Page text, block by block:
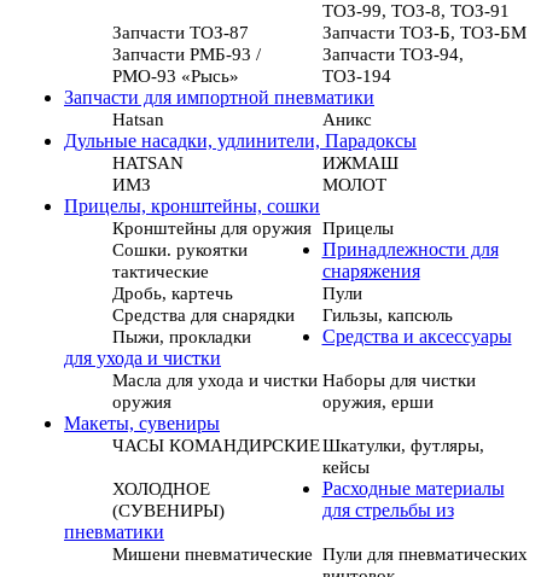
ТОЗ-99, ТОЗ-8, ТОЗ-91
Запчасти ТОЗ-87
Запчасти ТОЗ-Б, ТОЗ-БМ
Запчасти РМБ-93 /
РМО-93 «Рысь»
Запчасти ТОЗ-94,
ТОЗ-194
Запчасти для импортной пневматики
Hatsan
Аникс
Дульные насадки, удлинители, Парадоксы
HATSAN
ИЖМАШ
ИМЗ
МОЛОТ
Прицелы, кронштейны, сошки
Кронштейны для оружия Прицелы
Сошки. рукоятки
тактические
Принадлежности для
снаряжения
Дробь, картечь
Пули
Средства для снарядки
Гильзы, капсюль
Пыжи, прокладки
Средства и аксессуары
для ухода и чистки
Масла для ухода и чистки
оружия
Наборы для чистки
оружия, ерши
Макеты, сувениры
ЧАСЫ КОМАНДИРСКИЕШкатулки, футляры,
кейсы
ХОЛОДНОЕ
(СУВЕНИРЫ)
Расходные материалы
для стрельбы из
пневматики
Мишени пневматические Пули для пневматических